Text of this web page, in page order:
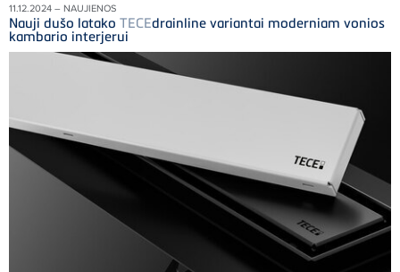
11.12.2024 – NAUJIENOS
Nauji dušo latako TECEdrainline variantai moderniam vonios
kambario interjerui